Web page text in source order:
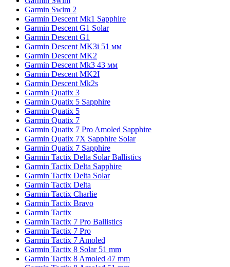
Garmin Swim 2
Garmin Descent Mk1 Sapphire
Garmin Descent G1 Solar
Garmin Descent G1
Garmin Descent MK3i 51 мм
Garmin Descent MK2
Garmin Descent Mk3 43 мм
Garmin Descent MK2I
Garmin Descent Mk2s
Garmin Quatix 3
Garmin Quatix 5 Sapphire
Garmin Quatix 5
Garmin Quatix 7
Garmin Quatix 7 Pro Amoled Sapphire
Garmin Quatix 7X Sapphire Solar
Garmin Quatix 7 Sapphire
Garmin Tactix Delta Solar Ballistics
Garmin Tactix Delta Sapphire
Garmin Tactix Delta Solar
Garmin Tactix Delta
Garmin Tactix Charlie
Garmin Tactix Bravo
Garmin Tactix
Garmin Tactix 7 Pro Ballistics
Garmin Tactix 7 Pro
Garmin Tactix 7 Amoled
Garmin Tactix 8 Solar 51 mm
Garmin Tactix 8 Amoled 47 mm